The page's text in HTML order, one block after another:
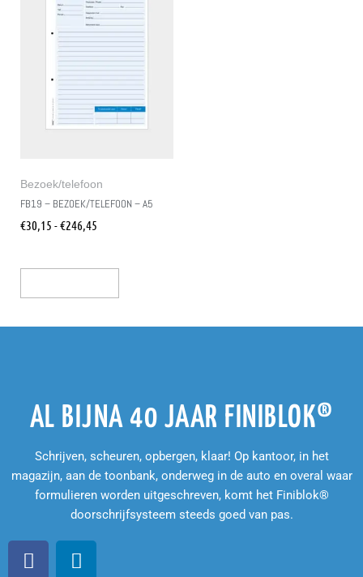
Bezoek/telefoon
FB19 – BEZOEK/TELEFOON – A5
€30,15 -€246,45
AL BIJNA 40 JAAR FINIBLOK®
Schrijven, scheuren, opbergen, klaar! Op kantoor, in het
magazijn, aan de toonbank, onderweg in de auto en overal waar
formulieren worden uitgeschreven, komt het Finiblok®
doorschrijfsysteem steeds goed van pas.